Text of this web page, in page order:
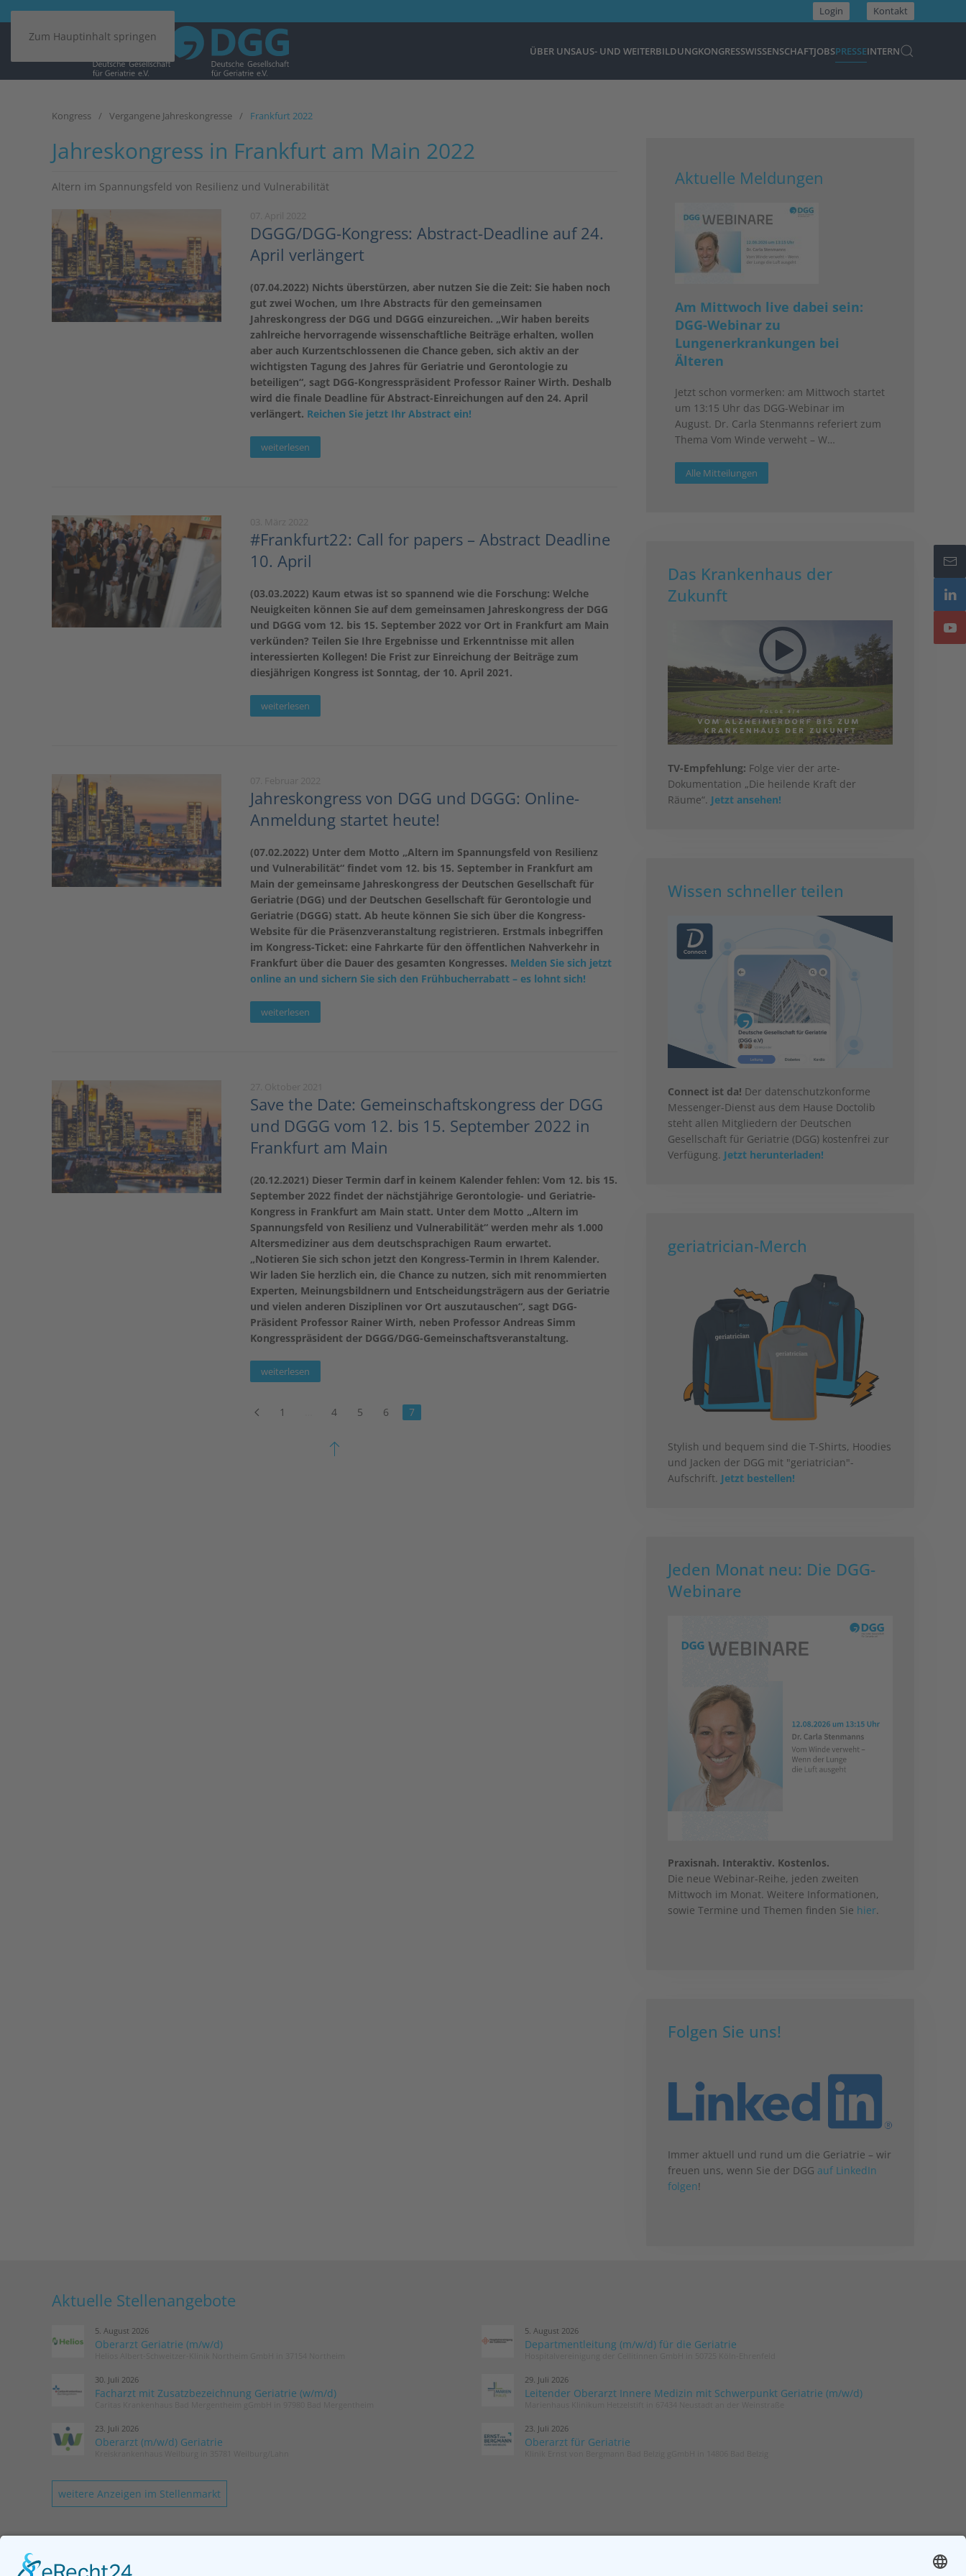
Zum Hauptinhalt springen
Login Kontakt
ÜBER UNSAUS- UND WEITERBILDUNGKONGRESSWISSENSCHAFTJOBSPRESSEINTERN
Kongress Vergangene Jahreskongresse Frankfurt 2022
Jahreskongress in Frankfurt am Main 2022
Altern im Spannungsfeld von Resilienz und Vulnerabilität
DGGG/DGG-Kongress: Abstract-Deadline auf 24.
April verlängert
(07.04.2022) Nichts überstürzen, aber nutzen Sie die Zeit: Sie haben noch
gut zwei Wochen, um Ihre Abstracts für den gemeinsamen
Jahreskongress der DGG und DGGG einzureichen. „Wir haben bereits
zahlreiche hervorragende wissenschaftliche Beiträge erhalten, wollen
aber auch Kurzentschlossenen die Chance geben, sich aktiv an der
wichtigsten Tagung des Jahres für Geriatrie und Gerontologie zu
beteiligen“, sagt DGG-Kongresspräsident Professor Rainer Wirth. Deshalb
wird die finale Deadline für Abstract-Einreichungen auf den 24. April
verlängert. Reichen Sie jetzt Ihr Abstract ein!
weiterlesen
#Frankfurt22: Call for papers – Abstract Deadline
10. April
(03.03.2022) Kaum etwas ist so spannend wie die Forschung: Welche
Neuigkeiten können Sie auf dem gemeinsamen Jahreskongress der DGG
und DGGG vom 12. bis 15. September 2022 vor Ort in Frankfurt am Main
verkünden? Teilen Sie Ihre Ergebnisse und Erkenntnisse mit allen
interessierten Kollegen! Die Frist zur Einreichung der Beiträge zum
diesjährigen Kongress ist Sonntag, der 10. April 2021.
weiterlesen
Jahreskongress von DGG und DGGG: Online-
Anmeldung startet heute!
(07.02.2022) Unter dem Motto „Altern im Spannungsfeld von Resilienz
und Vulnerabilität“ findet vom 12. bis 15. September in Frankfurt am
Main der gemeinsame Jahreskongress der Deutschen Gesellschaft für
Geriatrie (DGG) und der Deutschen Gesellschaft für Gerontologie und
Geriatrie (DGGG) statt. Ab heute können Sie sich über die Kongress-
Website für die Präsenzveranstaltung registrieren. Erstmals inbegriffen
im Kongress-Ticket: eine Fahrkarte für den öffentlichen Nahverkehr in
Frankfurt über die Dauer des gesamten Kongresses. Melden Sie sich jetzt
online an und sichern Sie sich den Frühbucherrabatt – es lohnt sich!
weiterlesen
Save the Date: Gemeinschaftskongress der DGG
und DGGG vom 12. bis 15. September 2022 in
Frankfurt am Main
(20.12.2021) Dieser Termin darf in keinem Kalender fehlen: Vom 12. bis 15.
September 2022 findet der nächstjährige Gerontologie- und Geriatrie-
Kongress in Frankfurt am Main statt. Unter dem Motto „Altern im
Spannungsfeld von Resilienz und Vulnerabilität“ werden mehr als 1.000
Altersmediziner aus dem deutschsprachigen Raum erwartet.
„Notieren Sie sich schon jetzt den Kongress-Termin in Ihrem Kalender.
Wir laden Sie herzlich ein, die Chance zu nutzen, sich mit renommierten
Experten, Meinungsbildnern und Entscheidungsträgern aus der Geriatrie
und vielen anderen Disziplinen vor Ort auszutauschen“, sagt DGG-
Präsident Professor Rainer Wirth, neben Professor Andreas Simm
Kongresspräsident der DGGG/DGG-Gemeinschaftsveranstaltung.
weiterlesen
1 4 5 6 7
Aktuelle Meldungen
Am Mittwoch live dabei sein:
DGG-Webinar zu
Lungenerkrankungen bei
Älteren
Jetzt schon vormerken: am Mittwoch startet
um 13:15 Uhr das DGG-Webinar im
August. Dr. Carla Stenmanns referiert zum
Thema Vom Winde verweht – W…
Alle Mitteilungen
Das Krankenhaus der
Zukunft
TV-Empfehlung: Folge vier der arte-
Dokumentation „Die heilende Kraft der
Räume“. Jetzt ansehen!
Wissen schneller teilen
Connect ist da! Der datenschutzkonforme
Messenger-Dienst aus dem Hause Doctolib
steht allen Mitgliedern der Deutschen
Gesellschaft für Geriatrie (DGG) kostenfrei zur
Verfügung. Jetzt herunterladen!
geriatrician-Merch
Stylish und bequem sind die T-Shirts, Hoodies
und Jacken der DGG mit "geriatrician"-
Aufschrift. Jetzt bestellen!
Jeden Monat neu: Die DGG-
Webinare
Praxisnah. Interaktiv. Kostenlos.
Die neue Webinar-Reihe, jeden zweiten
Mittwoch im Monat. Weitere Informationen,
sowie Termine und Themen finden Sie hier.
Folgen Sie uns!
Immer aktuell und rund um die Geriatrie – wir
freuen uns, wenn Sie der DGG auf LinkedIn
folgen!
Aktuelle Stellenangebote
5. August 2026
Oberarzt Geriatrie (m/w/d)
5. August 2026
Departmentleitung (m/w/d) für die Geriatrie
30. Juli 2026
Facharzt mit Zusatzbezeichnung Geriatrie (w/m/d)
29. Juli 2026
Leitender Oberarzt Innere Medizin mit Schwerpunkt Geriatrie (m/w/d)
23. Juli 2026
Oberarzt (m/w/d) Geriatrie
23. Juli 2026
Oberarzt für Geriatrie
weitere Anzeigen im Stellenmarkt